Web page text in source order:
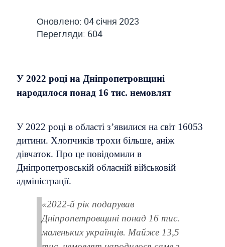
Оновлено: 04 січня 2023
Перегляди: 604
У 2022 році на Дніпропетровщині
народилося понад 16 тис. немовлят
У 2022 роцi в області з’явилися на світ 16053
дитини. Хлопчиків трохи більше, аніж
дівчаток. Про це повідомили в
Дніпропетровській обласній військовій
адміністрації.
«2022-й рік подарував
Дніпропетровщині понад 16 тис.
маленьких українців. Майже 13,5